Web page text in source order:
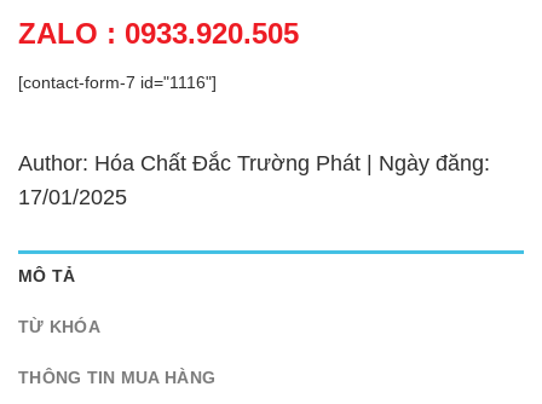
ZALO : 0933.920.505
[contact-form-7 id="1116"]
Author: Hóa Chất Đắc Trường Phát | Ngày đăng:
17/01/2025
MÔ TẢ
TỪ KHÓA
THÔNG TIN MUA HÀNG